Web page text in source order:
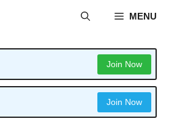
MENU
Join Now
Join Now